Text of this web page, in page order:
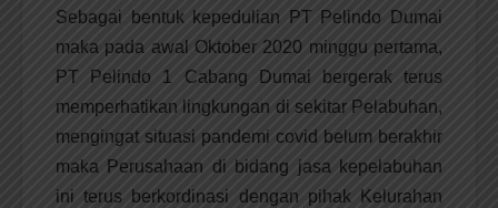
Sebagai bentuk kepedulian PT Pelindo Dumai
maka pada awal Oktober 2020 minggu pertama,
PT Pelindo 1 Cabang Dumai bergerak terus
memperhatikan lingkungan di sekitar Pelabuhan,
mengingat situasi pandemi covid belum berakhir
maka Perusahaan di bidang jasa kepelabuhan
ini terus berkordinasi dengan pihak Kelurahan